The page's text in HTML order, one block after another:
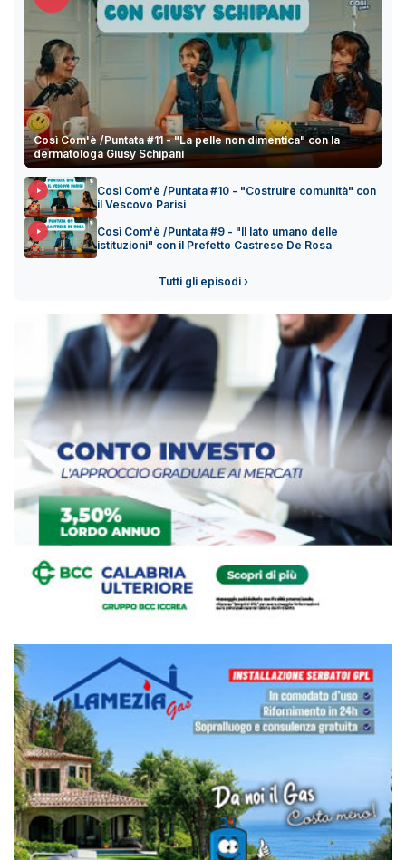
Così Com'è /Puntata #11 - "La pelle non dimentica" con la
dermatologa Giusy Schipani
Così Com'è /Puntata #10 - "Costruire comunità" con
il Vescovo Parisi
Così Com'è /Puntata #9 - "Il lato umano delle
istituzioni" con il Prefetto Castrese De Rosa
Tutti gli episodi ›